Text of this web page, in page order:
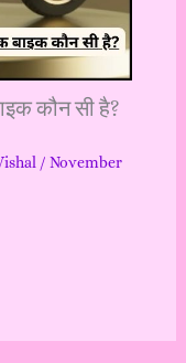
कौन सी है?
/ November